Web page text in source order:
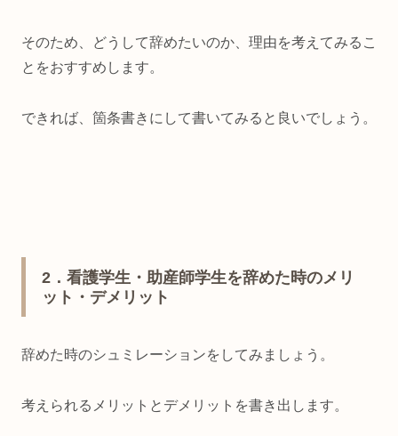
そのため、どうして辞めたいのか、理由を考えてみるこ
とをおすすめします。
できれば、箇条書きにして書いてみると良いでしょう。
2 ．看護学生・助産師学生を辞めた時のメリ
ット・デメリット
辞めた時のシュミレーションをしてみましょう。
考えられるメリットとデメリットを書き出します。